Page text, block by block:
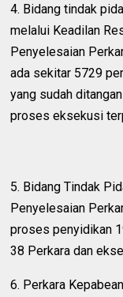
4. Bidang tindak
melalui Keadilan
Penyelesaian
ada sekitar 5729
yang sudah
proses eksekusi
5. Bidang Tindak
Penyelesaian
proses penyidikan
38 Perkara dan
6. Perkara